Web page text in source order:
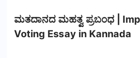
ಮತದಾನದ ಮಹತ್ವ ಪ್ರಬಂಧ |
Voting Essay in Kannada